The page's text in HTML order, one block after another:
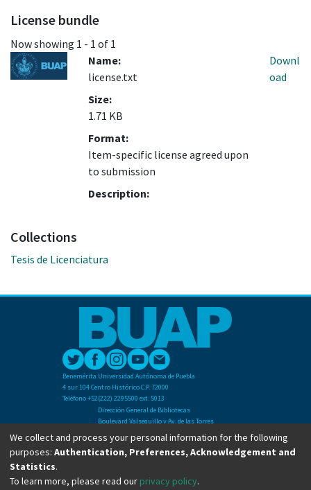
License bundle
Now showing 1 - 1 of 1
Name:
license.txt
Size:
1.71 KB
Format:
Item-specific license agreed upon
to submission
Description:
Downl
oad
Collections
Tesis de Licenciatura
Benemérita Universidad Autónoma de Puebla
4 sur 104 Centro Histórico C.P. 72000
Teléfono +52(222) 2295500 ext. 5013
Dirección General de Bibliotecas
Boulevard Valsequillo y Av. de las Torres
Ciudad Universitaria. Col. San Manuel
C.P. 72570
Teléfono +52 (222) 2295500 Ext 2901
We collect and process your personal information for the following
purposes: Authentication, Preferences, Acknowledgement and
Statistics.
To learn more, please read our privacy policy.